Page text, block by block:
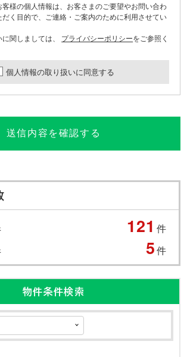
客様の個人情報は、お客さまのご要望やお問い合わ
く目的で、ご連絡・ご案内のために利用させてい
関しましては、 プライバシーポリシーをご参照く
個人情報の取り扱いに同意する
送信内容を確認する
121 件
5件
物件条件検索